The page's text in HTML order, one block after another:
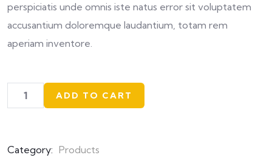
perspiciatis unde omnis iste natus error sit voluptatem
accusantium doloremque laudantium, totam rem
aperiam inventore.
ADD TO CART
Category: Products